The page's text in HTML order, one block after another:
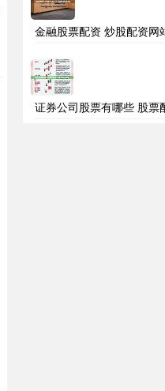
金融股票配资 炒股配资网
证券公司股票有哪些 股票